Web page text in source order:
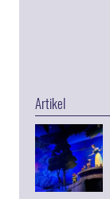
Artikel